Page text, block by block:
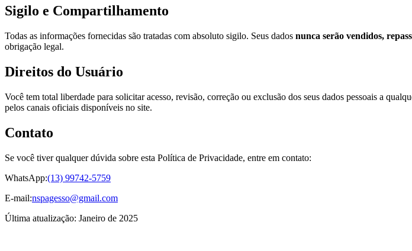
Sigilo e Compartilhamento
Todas as informações fornecidas são tratadas com absoluto sigilo. Seus dados nunca serão vendidos,
obrigação legal.
Direitos do Usuário
Você tem total liberdade para solicitar acesso, revisão, correção ou exclusão dos seus dados pessoais a
pelos canais oficiais disponíveis no site.
Contato
Se você tiver qualquer dúvida sobre esta Política de Privacidade, entre em contato:
WhatsApp:(13) 99742-5759
E-mail:nspagesso@gmail.com
Última atualização: Janeiro de 2025